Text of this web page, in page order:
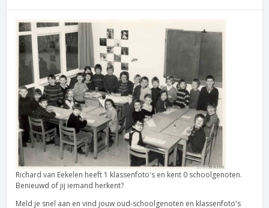
Richard van Eekelen heeft 1 klassenfoto's en kent 0 schoolgenoten.
Benieuwd of jij iemand herkent?
Meld je snel aan en vind jouw oud-schoolgenoten en klassenfoto's